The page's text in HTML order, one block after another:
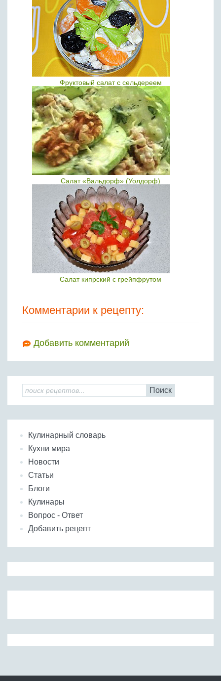
Фруктовый салат с сельдереем
Салат «Вальдорф» (Уолдорф)
Салат кипрский с грейпфрутом
Комментарии к рецепту:
Добавить комментарий
Поиск
Кулинарный словарь
Кухни мира
Новости
Статьи
Блоги
Кулинары
Вопрос - Ответ
Добавить рецепт